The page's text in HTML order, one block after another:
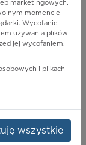
marketingowych.
momencie
Wycofanie
używania plików
jej wycofaniem.
i plikach
wszystkie